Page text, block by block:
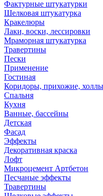
Фактурные штукатурки
Шелковая штукатурка
Кракелюры
Лаки, воски, лессировки
Мраморная штукатурка
Травертины
Пески
Применение
Гостиная
Коридоры, прихожие, холлы
Спальня
Кухня
Ванные, бассейны
Детская
Фасад
Эффекты
Декоративная краска
Лофт
Микроцемент Артбетон
Песчаные эффекты
Травертины